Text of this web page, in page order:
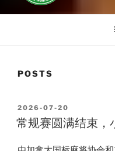
POSTS
POSTED
ON
2026-07-20
常规赛圆满结束，